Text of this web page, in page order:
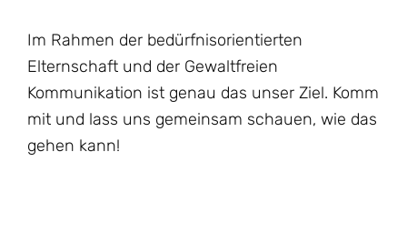
Im Rahmen der bedürfnisorientierten
Elternschaft und der Gewaltfreien
Kommunikation ist genau das unser Ziel. Komm
mit und lass uns gemeinsam schauen, wie das
gehen kann!